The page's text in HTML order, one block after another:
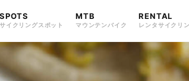
と小熊黒沢林道 絶景！黒菱林道
SPOTS
サイクリングスポット
過ごす・楽しむ
MTB
マウンテンバイク
RENTAL
レンタサイクリ